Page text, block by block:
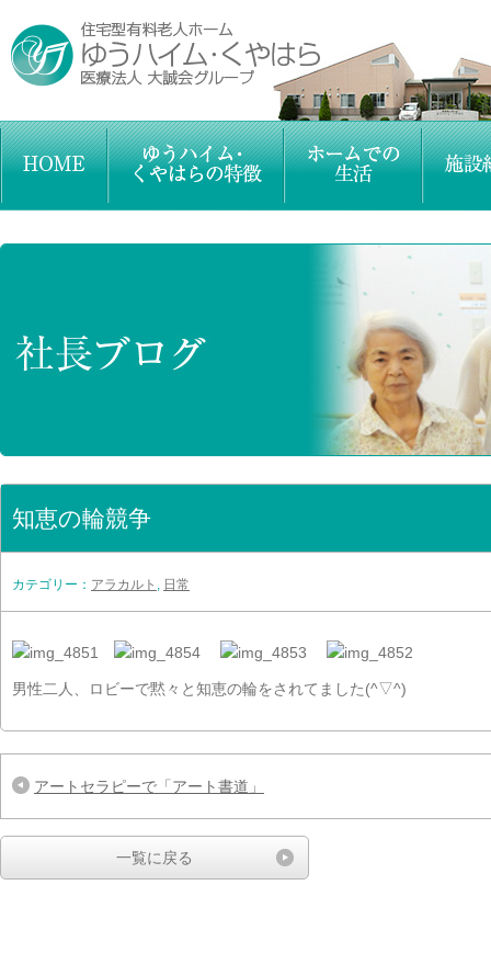
知恵の輪競争
カテゴリー： アラカルト , 日常
男性二人、ロビーで黙々と知恵の輪をされてました(^▽^)
アートセラピーで「アート書道」
一覧に戻る